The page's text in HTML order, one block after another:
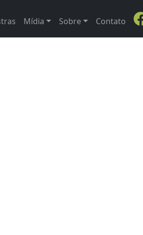
Mídia Sobre Contato